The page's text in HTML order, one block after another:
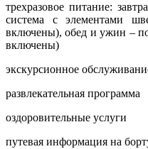
трехразовое питание:
система с элементами
включены), обед и ужин –
включены)
экскурсионное
развлекательная программа
оздоровительные услуги
путевая информация на